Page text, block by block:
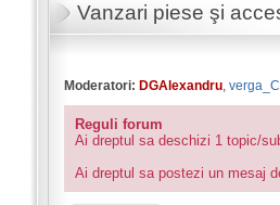
Vanzari piese şi
Moderatori: DGAlexandru,
Reguli forum
Ai dreptul sa deschizi 1 topic/
Ai dreptul sa postezi un mesaj